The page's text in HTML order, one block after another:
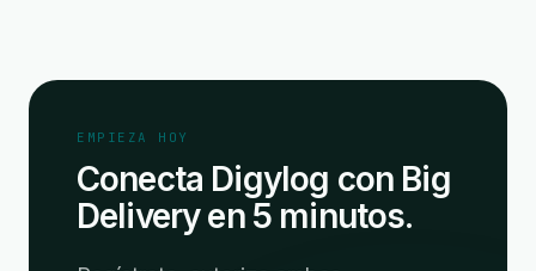
EMPIEZA HOY
Conecta Digylog con Big
Delivery en 5 minutos.